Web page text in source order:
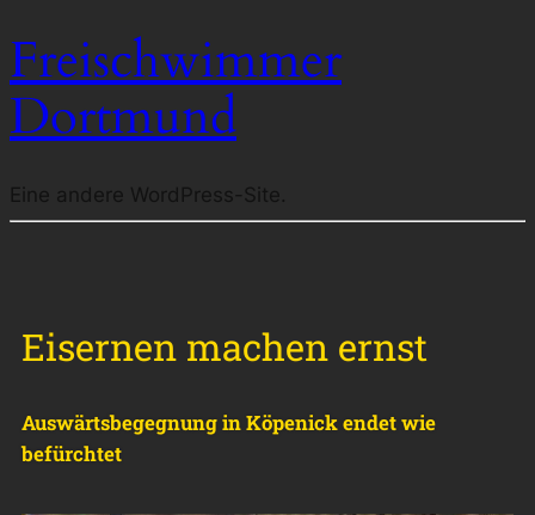
Freischwimmer
Dortmund
Eine andere WordPress-Site.
Eisernen machen ernst
Auswärtsbegegnung in Köpenick endet wie
befürchtet